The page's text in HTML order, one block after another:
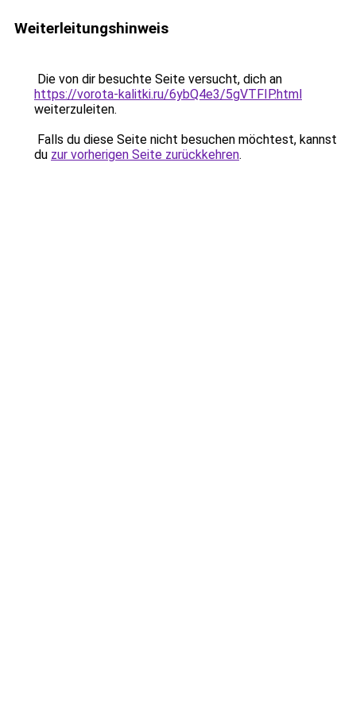
Weiterleitungshinweis
Die von dir besuchte Seite versucht, dich an
https://vorota-kalitki.ru/6ybQ4e3/5gVTFIP.html
weiterzuleiten.
Falls du diese Seite nicht besuchen möchtest, kannst
du zur vorherigen Seite zurückkehren.